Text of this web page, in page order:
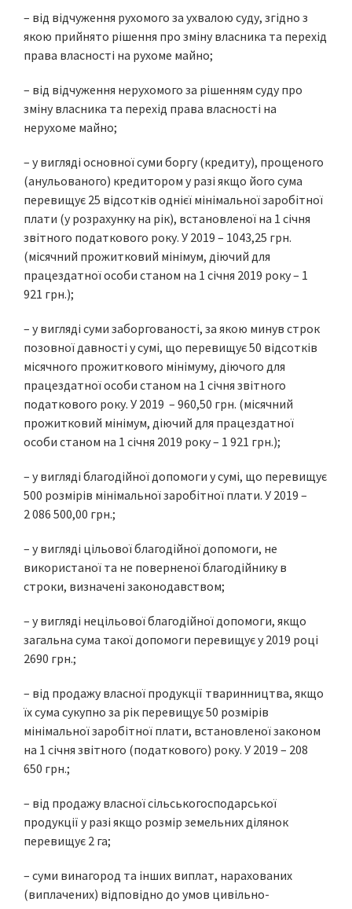
– від відчуження рухомого за ухвалою суду, згідно з
якою прийнято рішення про зміну власника та перехід
права власності на рухоме майно;
– від відчуження нерухомого за рішенням суду про
зміну власника та перехід права власності на
нерухоме майно;
– у вигляді основної суми боргу (кредиту), прощеного
(анульованого) кредитором у разі якщо його сума
перевищує 25 відсотків однієї мінімальної заробітної
плати (у розрахунку на рік), встановленої на 1 січня
звітного податкового року. У 2019 – 1043,25 грн.
(місячний прожитковий мінімум, діючий для
працездатної особи станом на 1 січня 2019 року – 1
921 грн.);
– у вигляді суми заборгованості, за якою минув строк
позовної давності у сумі, що перевищує 50 відсотків
місячного прожиткового мінімуму, діючого для
працездатної особи станом на 1 січня звітного
податкового року. У 2019 – 960,50 грн. (місячний
прожитковий мінімум, діючий для працездатної
особи станом на 1 січня 2019 року – 1 921 грн.);
– у вигляді благодійної допомоги у сумі, що перевищує
500 розмірів мінімальної заробітної плати. У 2019 –
2 086 500,00 грн.;
– у вигляді цільової благодійної допомоги, не
використаної та не поверненої благодійнику в
строки, визначені законодавством;
– у вигляді нецільової благодійної допомоги, якщо
загальна сума такої допомоги перевищує у 2019 році
2690 грн.;
– від продажу власної продукції тваринництва, якщо
їх сума сукупно за рік перевищує 50 розмірів
мінімальної заробітної плати, встановленої законом
на 1 січня звітного (податкового) року. У 2019 – 208
650 грн.;
– від продажу власної сільськогосподарської
продукції у разі якщо розмір земельних ділянок
перевищує 2 га;
– суми винагород та інших виплат, нарахованих
(виплачених) відповідно до умов цивільно-